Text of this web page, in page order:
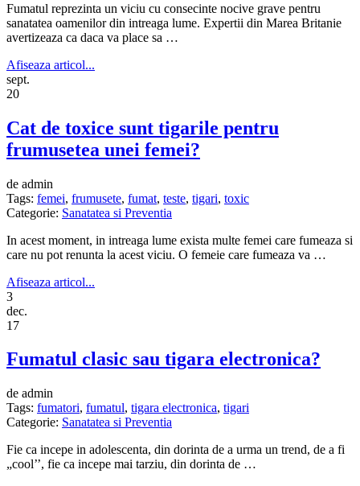
Fumatul reprezinta un viciu cu consecinte nocive grave pentru
sanatatea oamenilor din intreaga lume. Expertii din Marea Britanie
avertizeaza ca daca va place sa …
Afiseaza articol...
sept.
20
Cat de toxice sunt tigarile pentru
frumusetea unei femei?
de admin
Tags: femei, frumusete, fumat, teste, tigari, toxic
Categorie: Sanatatea si Preventia
In acest moment, in intreaga lume exista multe femei care fumeaza si
care nu pot renunta la acest viciu. O femeie care fumeaza va …
Afiseaza articol...
3
dec.
17
Fumatul clasic sau tigara electronica?
de admin
Tags: fumatori, fumatul, tigara electronica, tigari
Categorie: Sanatatea si Preventia
Fie ca incepe in adolescenta, din dorinta de a urma un trend, de a fi
„cool’’, fie ca incepe mai tarziu, din dorinta de …